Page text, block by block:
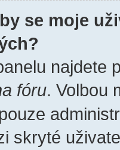
se moje
najdete
fóru. Volbou
skryté